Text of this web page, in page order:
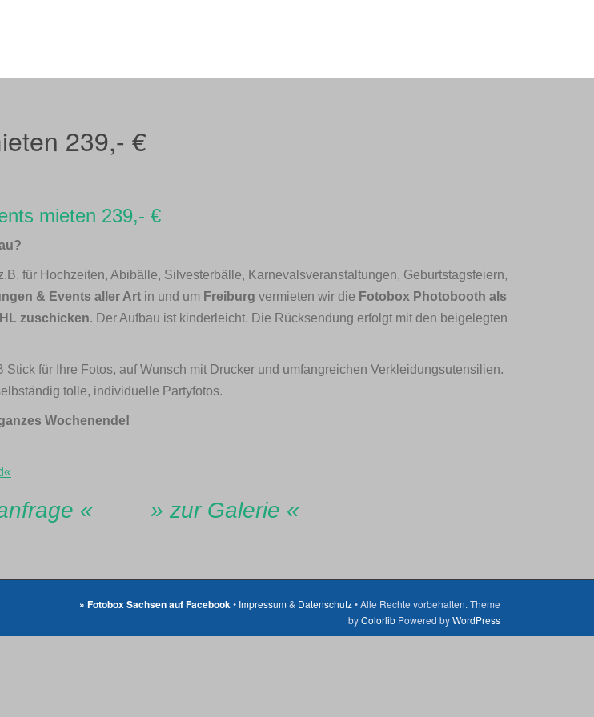
239,- €
mieten 239,- €
für Hochzeiten, Abibälle, Silvesterbälle, Karnevalsveranstaltungen, Geburtstagsfeiern,
& Events aller Art in und um Freiburg vermieten wir die Fotobox Photobooth als
zuschicken. Der Aufbau ist kinderleicht. Die Rücksendung erfolgt mit den beigelegten
für Ihre Fotos, auf Wunsch mit Drucker und umfangreichen Verkleidungsutensilien.
tolle, individuelle Partyfotos.
Wochenende!
« » zur Galerie «
» Fotobox Sachsen auf Facebook• Impressum& Datenschutz• Alle Rechte vorbehalten. Theme
byColorlib Powered byWordPress